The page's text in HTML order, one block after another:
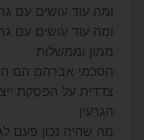
ומה עוד עושים עם
ומה עוד עושים עם
ממון וממשלות
הסכמי אברהם הם
צדדית על הפסקת ייצור
הגרעין
מה שהיה נכון פעם